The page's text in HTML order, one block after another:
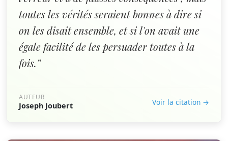
toutes les vérités seraient bonnes à dire si
on les disait ensemble, et si l'on avait une
égale facilité de les persuader toutes à la
fois.”
AUTEUR
Joseph Joubert Voir la citation →